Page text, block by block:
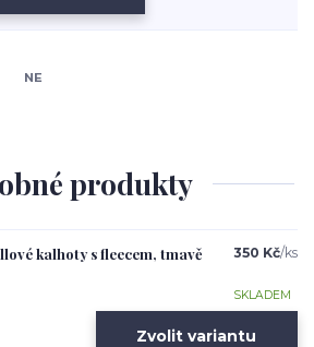
NE
produkty
kalhoty s fleecem, tmavě
350 Kč/ks
SKLADEM
Zvolit variantu